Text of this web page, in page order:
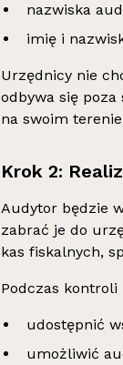
nazwiska
imię i
Urzędnicy nie
odbywa się
na swoim
Krok 2:
Audytor będzie
zabrać je do
kas fiskalnych,
Podczas
udostępnić
umożliwić